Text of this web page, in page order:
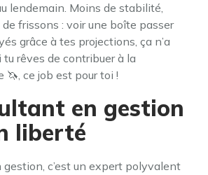
lendemain. Moins de stabilité,
frissons : voir une boîte passer
grâce à tes projections, ça n’a
tu rêves de contribuer à la
🦄, ce job est pour toi !
en gestion
liberté
c’est un expert polyvalent